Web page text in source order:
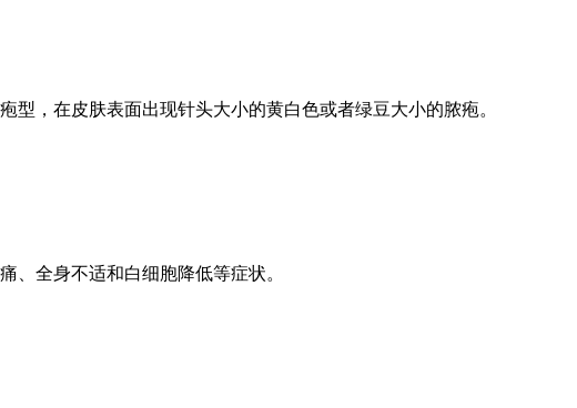
，在皮肤表面出现针头大小的黄白色或者绿豆大小的脓疱。
、全身不适和白细胞降低等症状。